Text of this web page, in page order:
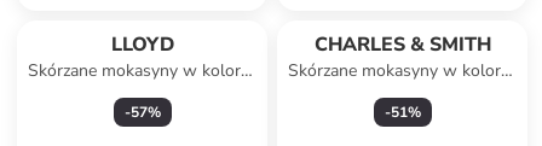
LLOYD
Skórzane mokasyny w kolorze
jasnobrązowym
-57%
CHARLES & SMITH
Skórzane mokasyny w kolorze
czerwonym
-51%